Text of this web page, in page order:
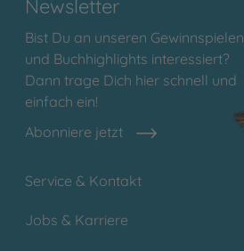
Newsletter
Bist Du an unseren Gewinnspielen
und Buchhighlights interessiert?
Dann trage Dich hier schnell und
einfach ein!
Abonniere jetzt
Service & Kontakt
Jobs & Karriere